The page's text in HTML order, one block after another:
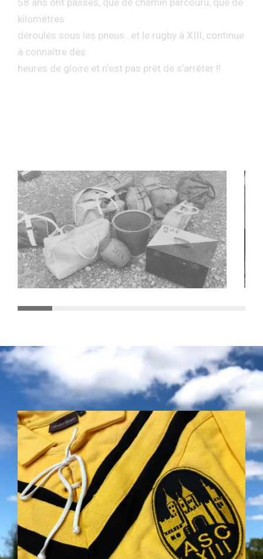
58 ans ont passés, que de chemin parcouru, que de
kilomètres
déroulés sous les pneus…et le rugby à XIII, continue
à connaître des
heures de gloire et n’est pas prêt de s’arrêter !!